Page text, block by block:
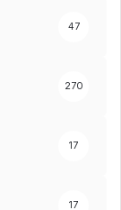
47
270
17
17